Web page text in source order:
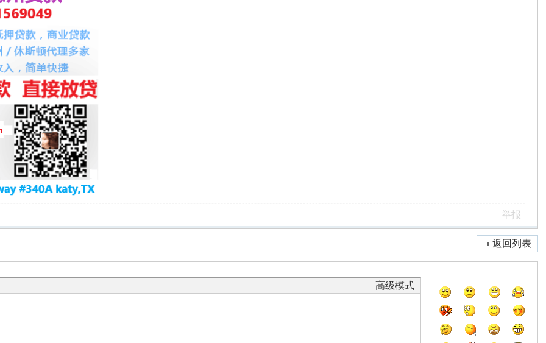
举报
返回列表
高级模式